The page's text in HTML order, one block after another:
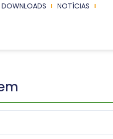
DOWNLOADS
NOTÍCIAS